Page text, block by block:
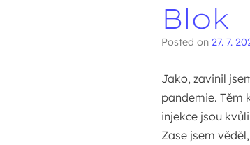
Blok
Posted on 27. 7.
Jako, zavinil
pandemie. Těm
injekce jsou
Zase jsem